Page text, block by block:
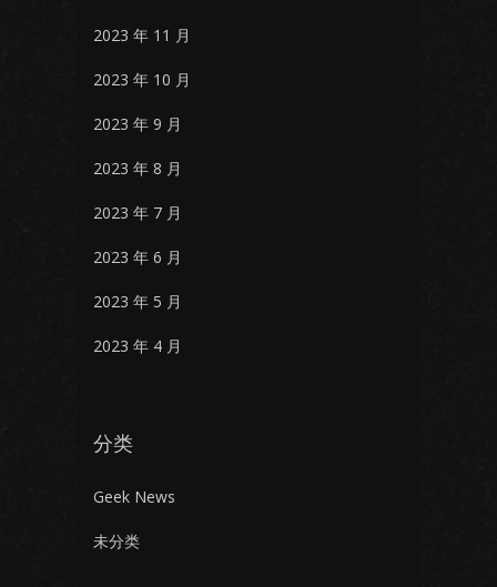
2023 年 11 月
2023 年 10 月
2023 年 9 月
2023 年 8 月
2023 年 7 月
2023 年 6 月
2023 年 5 月
2023 年 4 月
分类
Geek News
未分类